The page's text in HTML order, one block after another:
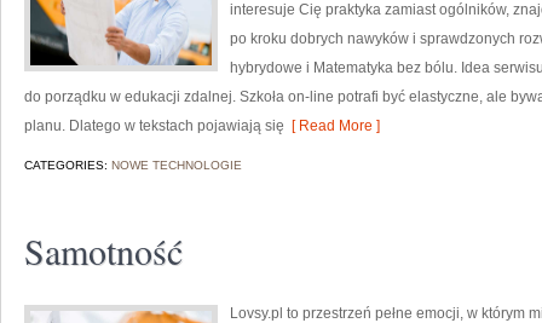
interesuje Cię praktyka zamiast ogólników,
po kroku dobrych nawyków i sprawdzonych
hybrydowe i Matematyka bez bólu. Idea
do porządku w edukacji zdalnej. Szkoła on-line potrafi być elastyczne, ale
planu. Dlatego w tekstach pojawiają się [ Read More ]
CATEGORIES: NOWE TECHNOLOGIE
Samotność
Lovsy.pl to przestrzeń pełne emocji, w którym